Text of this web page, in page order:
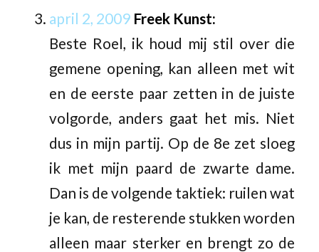
april 2, 2009 Freek Kunst:
Beste Roel, ik houd mij stil over die
gemene opening, kan alleen met wit
en de eerste paar zetten in de juiste
volgorde, anders gaat het mis. Niet
dus in mijn partij. Op de 8e zet sloeg
ik met mijn paard de zwarte dame.
Dan is de volgende taktiek: ruilen wat
je kan, de resterende stukken worden
alleen maar sterker en brengt zo de